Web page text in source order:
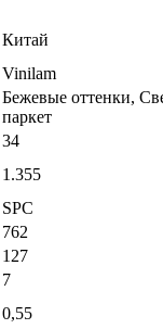
Китай
Vinilam
Бежевые оттенки,
паркет
34
1.355
SPC
762
127
7
0,55